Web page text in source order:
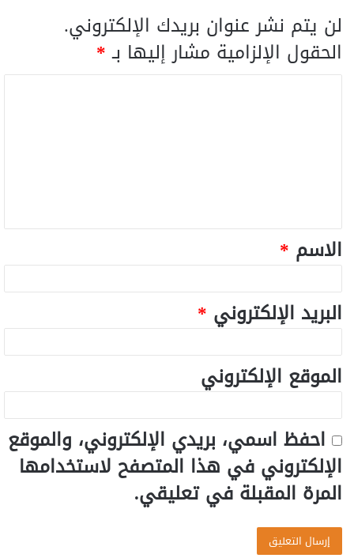
لن يتم نشر عنوان بريدك الإلكتروني.
الحقول الإلزامية مشار إليها بـ*
الاسم *
البريد الإلكتروني *
الموقع الإلكتروني
احفظ اسمي، بريدي الإلكتروني، والموقع
الإلكتروني في هذا المتصفح لاستخدامها
المرة المقبلة في تعليقي.